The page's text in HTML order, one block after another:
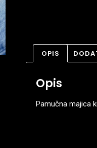
OPIS
Opis
Pamučna majica